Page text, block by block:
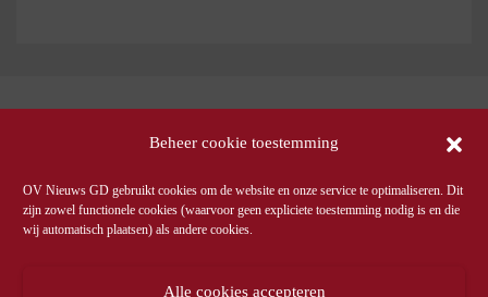
Beheer cookie toestemming
OV Nieuws GD gebruikt cookies om de website en onze service te optimaliseren. Dit
zijn zowel functionele cookies (waarvoor geen expliciete toestemming nodig is en die
wij automatisch plaatsen) als andere cookies.
Alle cookies accepteren